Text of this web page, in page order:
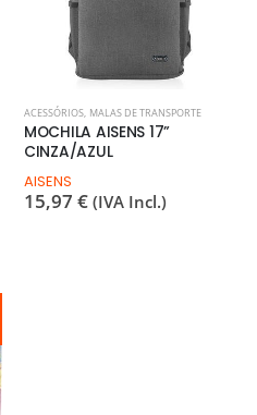
ACESSÓRIOS, MALAS DE TRANSPORTE
MOCHILA AISENS 17”
CINZA/AZUL
AISENS
15,97 € (IVA Incl.)